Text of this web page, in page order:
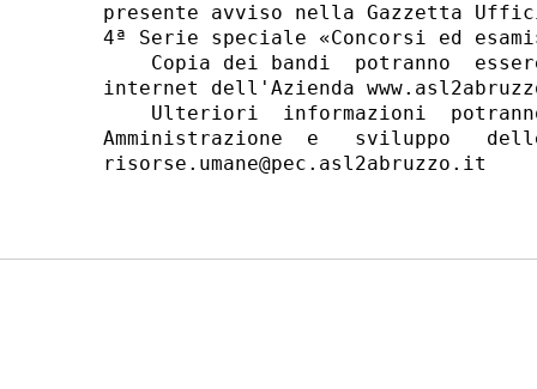
presente avviso nella Gazzetta
4ª Serie speciale «Concorsi ed
Copia dei bandi  potranno
internet dell'Azienda
Ulteriori  informazioni
Amministrazione  e   sviluppo
risorse.umane@pec.asl2abruzzo.it